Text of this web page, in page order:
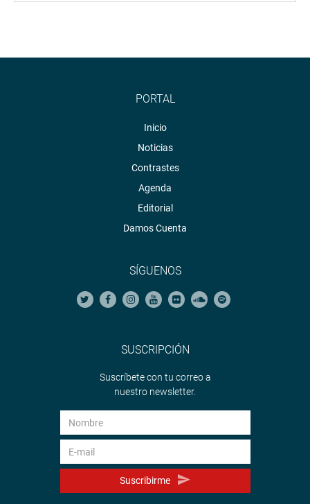
PORTAL
Inicio
Noticias
Contrastes
Agenda
Editorial
Damos Cuenta
SÍGUENOS
SUSCRIPCIÓN
Suscríbete con tu correo a
nuestro newsletter.
Suscribirme